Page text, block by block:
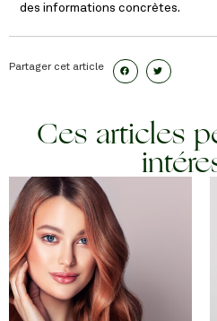
des informations concrètes.
Partager cet article
Ces articles